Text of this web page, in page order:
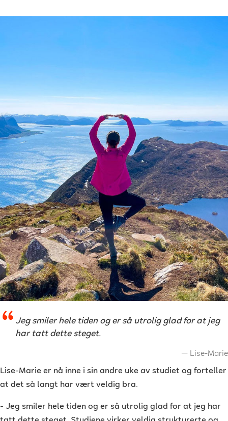
Jeg smiler hele tiden og er så utrolig glad for at jeg
har tatt dette steget.
Lise-Marie
Lise-Marie er nå inne i sin andre uke av studiet og forteller
at det så langt har vært veldig bra.
- Jeg smiler hele tiden og er så utrolig glad for at jeg har